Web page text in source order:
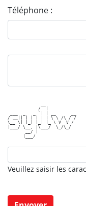
Téléphone :
            /  |
___  _   _ `| | __      __
/ __|| | | | | | \ \ /\ / /
\__ \| |_| |_| |_ \ V  V /
|___/ \__, |\___/  \_/\_/
       __/ |
Veuillez saisir les